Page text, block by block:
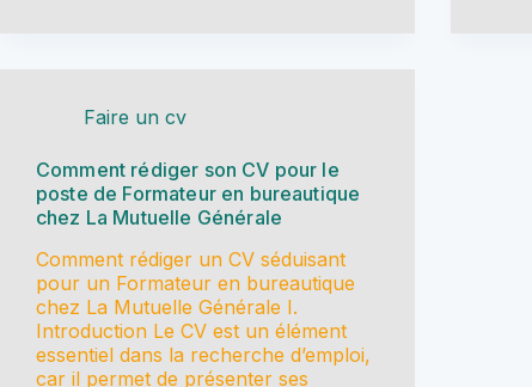
Faire un cv
Comment rédiger son CV pour le
poste de Formateur en bureautique
chez La Mutuelle Générale
Comment rédiger un CV séduisant
pour un Formateur en bureautique
chez La Mutuelle Générale I.
Introduction Le CV est un élément
essentiel dans la recherche d’emploi,
car il permet de présenter ses